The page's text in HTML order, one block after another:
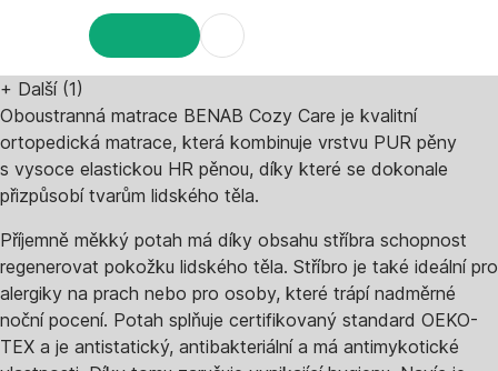
+ Další (1)
Oboustranná matrace BENAB Cozy Care je kvalitní
ortopedická matrace, která kombinuje vrstvu PUR pěny
s vysoce elastickou HR pěnou, díky které se dokonale
přizpůsobí tvarům lidského těla.
Příjemně měkký potah má díky obsahu stříbra schopnost
regenerovat pokožku lidského těla. Stříbro je také ideální pro
alergiky na prach nebo pro osoby, které trápí nadměrné
noční pocení. Potah splňuje certifikovaný standard OEKO-
TEX a je antistatický, antibakteriální a má antimykotické